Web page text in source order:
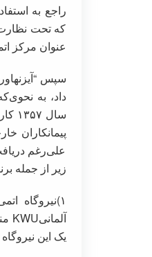
راجع به
که تحت
عنوان مرکز
سپس
پیمانکاران
علی‌رغم
زیر از جمله
یک این نیروگاه حدود ۸۰ درصد و کارهای برقی و مکانیکی آن نیز